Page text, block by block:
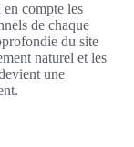
en compte les
de chaque
du site
naturel et les
une